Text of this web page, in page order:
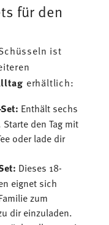
für den
ist
erhältlich:
Enthält sechs
den Tag mit
oder lade dir
Dieses 18-
eignet sich
zum
dir einzuladen.